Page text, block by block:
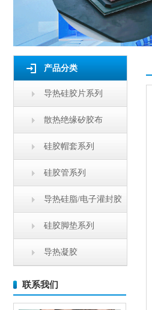
产品分类
导热硅胶片系列
散热绝缘矽胶布
硅胶帽套系列
硅胶管系列
导热硅脂/电子灌封胶
硅胶脚垫系列
导热凝胶
联系我们